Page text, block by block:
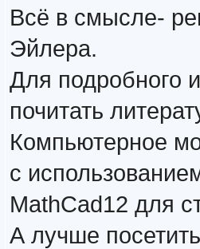
Всё в смысле-
Эйлера.
Для подробного
почитать
Компьютерное
с
MathCad12 для
А лучше